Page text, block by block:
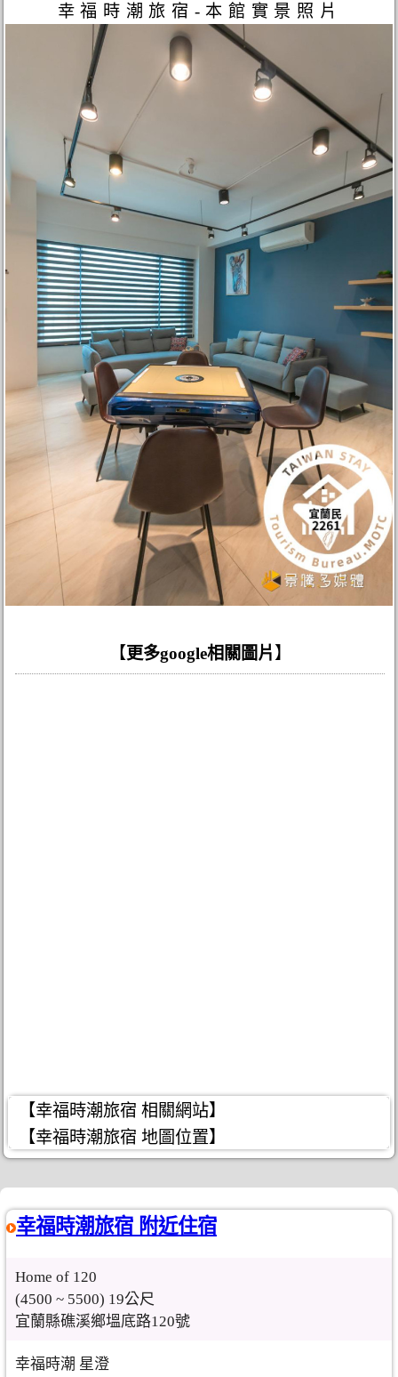
幸福時潮旅宿-本館實景照片
【 更多google相關圖片 】
【幸福時潮旅宿 相關網站】
【幸福時潮旅宿 地圖位置】
幸福時潮旅宿 附近住宿
Home of 120
(4500 ~ 5500) 19公尺
宜蘭縣礁溪鄉塭底路120號
幸福時潮 星澄